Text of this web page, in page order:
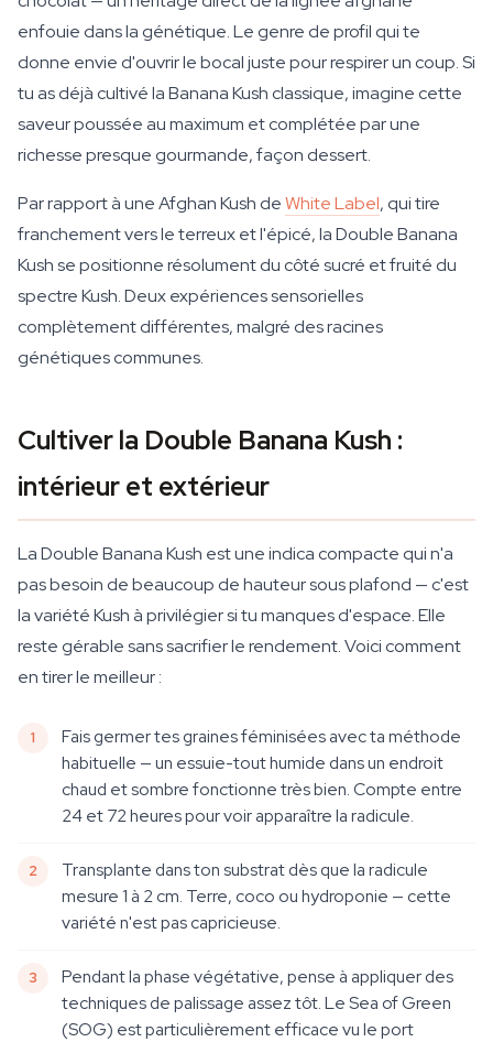
enfouie dans la génétique. Le genre de profil qui te
donne envie d'ouvrir le bocal juste pour respirer un coup. Si
tu as déjà cultivé la Banana Kush classique, imagine cette
saveur poussée au maximum et complétée par une
richesse presque gourmande, façon dessert.
Par rapport à une Afghan Kush deWhite Label, qui tire
franchement vers le terreux et l'épicé, la Double Banana
Kush se positionne résolument du côté sucré et fruité du
spectre Kush. Deux expériences sensorielles
complètement différentes, malgré des racines
génétiques communes.
Cultiver la Double Banana Kush :
intérieur et extérieur
La Double Banana Kush est une indica compacte qui n'a
pas besoin de beaucoup de hauteur sous plafond — c'est
la variété Kush à privilégier si tu manques d'espace. Elle
reste gérable sans sacrifier le rendement. Voici comment
en tirer le meilleur :
Fais germer tes graines féminisées avec ta méthode
habituelle — un essuie-tout humide dans un endroit
chaud et sombre fonctionne très bien. Compte entre
24 et 72 heures pour voir apparaître la radicule.
Transplante dans ton substrat dès que la radicule
mesure 1 à 2 cm. Terre, coco ou hydroponie — cette
variété n'est pas capricieuse.
Pendant la phase végétative, pense à appliquer des
techniques de palissage assez tôt. Le Sea of Green
(SOG) est particulièrement efficace vu le port